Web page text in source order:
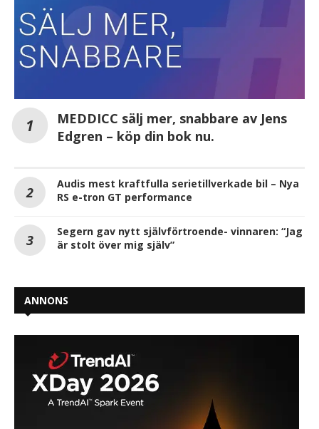
MEDDICC sälj mer, snabbare av Jens
Edgren – köp din bok nu.
Audis mest kraftfulla serietillverkade bil – Nya
RS e-tron GT performance
Segern gav nytt självförtroende- vinnaren: “Jag
är stolt över mig själv”
ANNONS